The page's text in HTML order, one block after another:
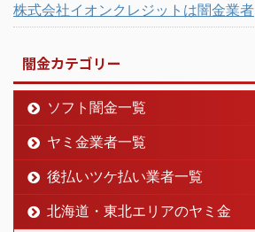
株式会社イオンクレジットは闇金業者
闇金カテゴリー
ソフト闇金一覧
ヤミ金業者一覧
後払いツケ払い業者一覧
北海道・東北エリアのヤミ金